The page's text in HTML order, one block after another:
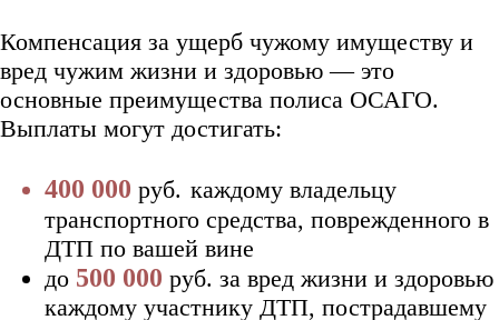
Компенсация за ущерб чужому имуществу и
вред чужим жизни и здоровью — это
основные преимущества полиса ОСАГО.
Выплаты могут достигать:
400 000 руб. каждому владельцу
транспортного средства, поврежденного в
ДТП по вашей вине
до 500 000 руб. за вред жизни и здоровью
каждому участнику ДТП, пострадавшему